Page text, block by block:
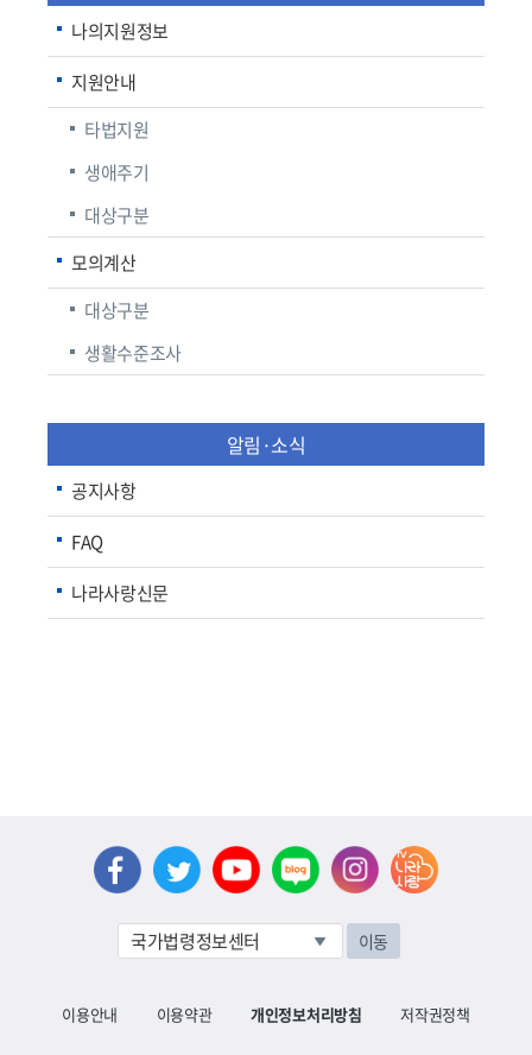
나의지원정보
지원안내
타법지원
생애주기
대상구분
모의계산
대상구분
생활수준조사
알림·소식
공지사항
FAQ
나라사랑신문
이용안내 이용약관 개인정보처리방침 저작권정책
이동